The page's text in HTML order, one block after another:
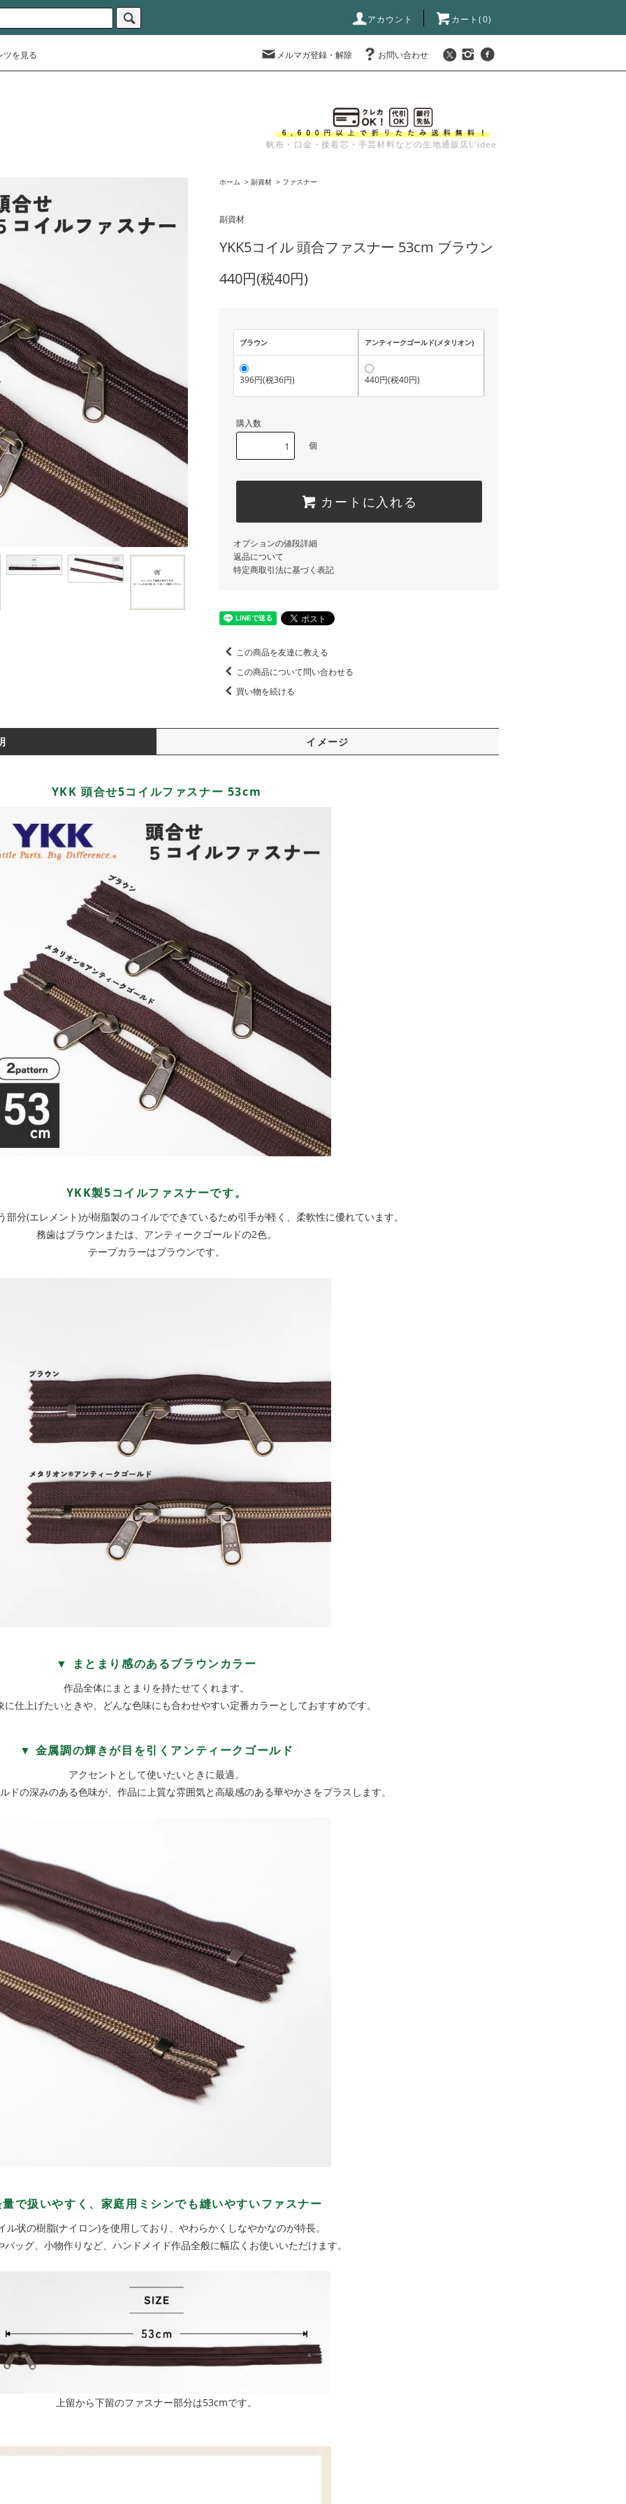
アカウント カート(0)
ツを見る メルマガ登録・解除 お問い合わせ
帆布・口金・接着芯・手芸材料などの生地通販店L'idee
ホーム > 副資材 > ファスナー
副資材
YKK5コイル 頭合ファスナー 53cm ブラウン
440円(税40円)
ブラウン アンティークゴールド(メタリオン)
396円(税36円) 440円(税40円)
購入数
個
カートに入れる
オプションの値段詳細
返品について
特定商取引法に基づく表記
この商品を友達に教える
この商品について問い合わせる
買い物を続ける
イメージ
YKK 頭合せ5コイルファスナー 53cm
YKK製5コイルファスナーです。
部分(エレメント)が樹脂製のコイルでできているため引手が軽く、柔軟性に優れています。
務歯はブラウンまたは、アンティークゴールドの2色。
テープカラーはブラウンです。
▼ まとまり感のあるブラウンカラー
作品全体にまとまりを持たせてくれます。
に仕上げたいときや、どんな色味にも合わせやすい定番カラーとしておすすめです。
▼ 金属調の輝きが目を引くアンティークゴールド
アクセントとして使いたいときに最適。
ドの深みのある色味が、作品に上質な雰囲気と高級感のある華やかさをプラスします。
量で扱いやすく、家庭用ミシンでも縫いやすいファスナー
ル状の樹脂(ナイロン)を使用しており、やわらかくしなやかなのが特長。
バッグ、小物作りなど、ハンドメイド作品全般に幅広くお使いいただけます。
上留から下留のファスナー部分は53cmです。